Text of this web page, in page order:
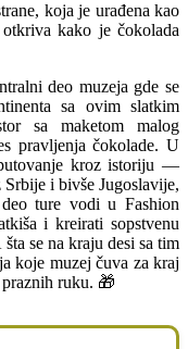
koja je urađena kao
kako je čokolada
deo muzeja gde se
sa ovim slatkim
sa maketom malog
pravljenja čokolade. U
kroz istoriju —
i bivše Jugoslavije,
ture vodi u Fashion
i kreirati sopstvenu
se na kraju desi sa tim
koje muzej čuva za kraj
praznih ruku. 🎁